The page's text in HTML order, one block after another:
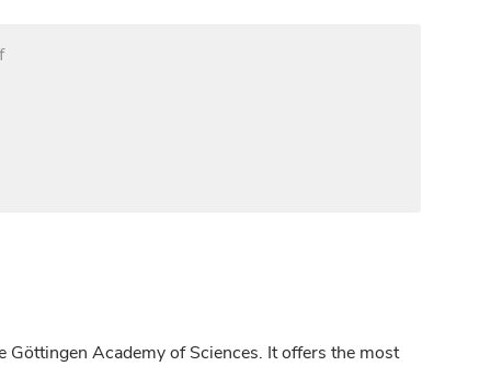
Academy of Sciences. It offers the most